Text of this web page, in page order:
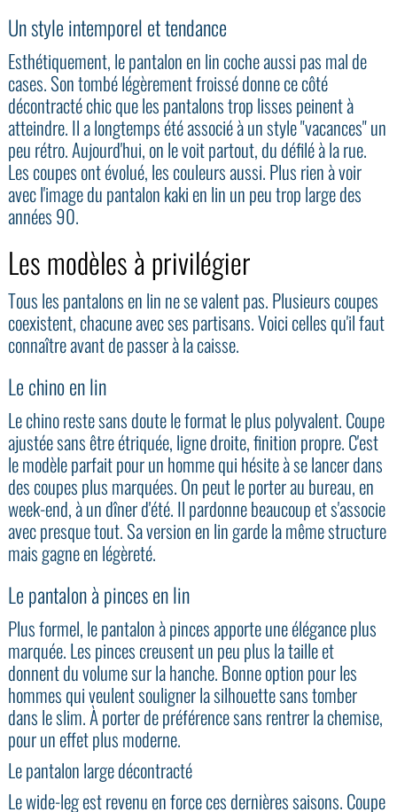
Un style intemporel et tendance
Esthétiquement, le pantalon en lin coche aussi pas mal de
cases. Son tombé légèrement froissé donne ce côté
décontracté chic que les pantalons trop lisses peinent à
atteindre. Il a longtemps été associé à un style "vacances" un
peu rétro. Aujourd'hui, on le voit partout, du défilé à la rue.
Les coupes ont évolué, les couleurs aussi. Plus rien à voir
avec l'image du pantalon kaki en lin un peu trop large des
années 90.
Les modèles à privilégier
Tous les pantalons en lin ne se valent pas. Plusieurs coupes
coexistent, chacune avec ses partisans. Voici celles qu'il faut
connaître avant de passer à la caisse.
Le chino en lin
Le chino reste sans doute le format le plus polyvalent. Coupe
ajustée sans être étriquée, ligne droite, finition propre. C'est
le modèle parfait pour un homme qui hésite à se lancer dans
des coupes plus marquées. On peut le porter au bureau, en
week-end, à un dîner d'été. Il pardonne beaucoup et s'associe
avec presque tout. Sa version en lin garde la même structure
mais gagne en légèreté.
Le pantalon à pinces en lin
Plus formel, le pantalon à pinces apporte une élégance plus
marquée. Les pinces creusent un peu plus la taille et
donnent du volume sur la hanche. Bonne option pour les
hommes qui veulent souligner la silhouette sans tomber
dans le slim. À porter de préférence sans rentrer la chemise,
pour un effet plus moderne.
Le pantalon large décontracté
Le wide-leg est revenu en force ces dernières saisons. Coupe